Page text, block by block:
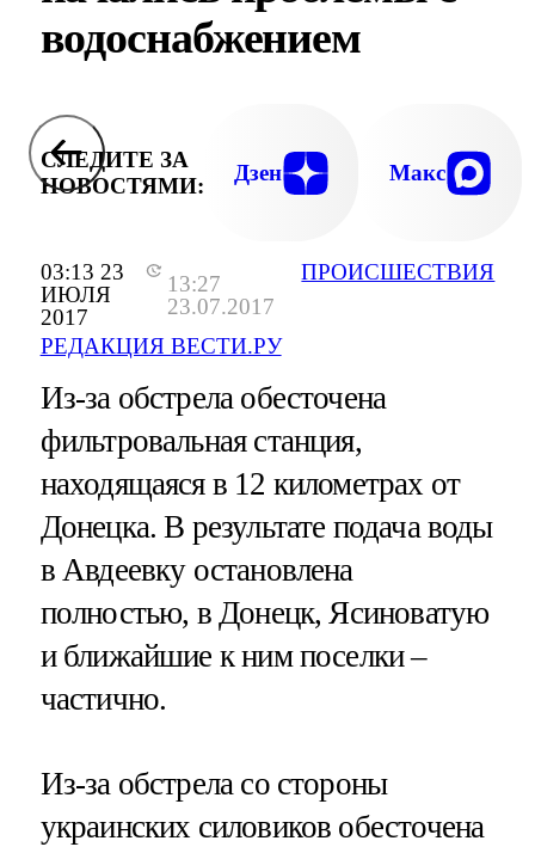
03:13 23
ИЮЛЯ
2017
13:27
23.07.2017
РЕДАКЦИЯ ВЕСТИ.РУ
ПРОИСШЕСТВИЯ
водоснабжением
СЛЕДИТЕ ЗА
НОВОСТЯМИ:
Дзен Макс
Из-за обстрела обесточена
фильтровальная станция,
находящаяся в 12 километрах от
Донецка. В результате подача воды
в Авдеевку остановлена
полностью, в Донецк, Ясиноватую
и ближайшие к ним поселки –
частично.
Из-за обстрела со стороны
украинских силовиков обесточена